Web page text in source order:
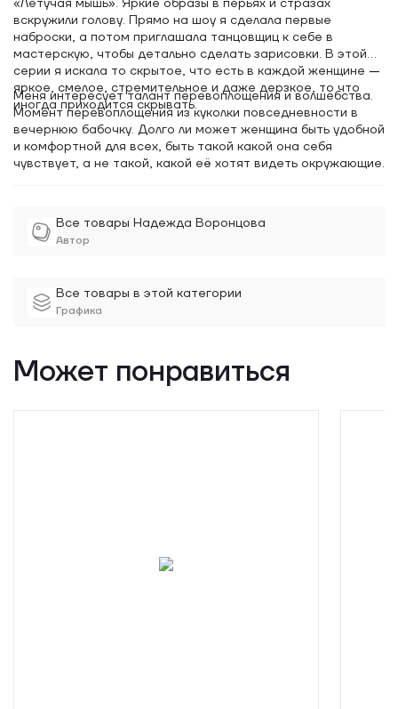
Все товары Надежда Воронцова
Автор
Все товары в этой категории
Графика
«Летучая мышь». Яркие образы в перьях и стразах
вскружили голову. Прямо на шоу я сделала первые
наброски, а потом приглашала танцовщиц к себе в
мастерскую, чтобы детально сделать зарисовки. В этой
серии я искала то скрытое, что есть в каждой женщине —
яркое, смелое, стремительное и даже дерзкое, то что
иногда приходится скрывать.
Меня интересует талант перевоплощения и волшебства.
Момент перевоплощения из куколки повседневности в
вечернюю бабочку. Долго ли может женщина быть удобной
и комфортной для всех, быть такой какой она себя
чувствует, а не такой, какой её хотят видеть окружающие.
Может понравиться